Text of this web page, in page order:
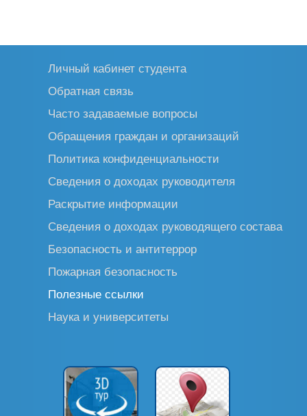
Личный кабинет студента
Обратная связь
Часто задаваемые вопросы
Обращения граждан и организаций
Политика конфиденциальности
Сведения о доходах руководителя
Раскрытие информации
Сведения о доходах руководящего состава
Безопасность и антитеррор
Пожарная безопасность
Полезные ссылки
Наука и университеты